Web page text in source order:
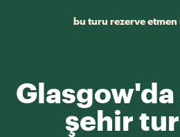
bu turu rezerve etmen
Glasgow'da
şehir